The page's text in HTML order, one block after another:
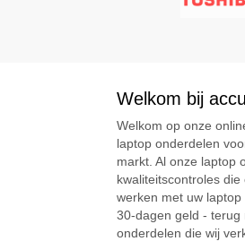
Welkom bij
Welkom op onze
laptop onderdelen
markt. Al onze laptop
kwaliteitscontroles
werken met uw
30-dagen geld - terug
onderdelen die wij